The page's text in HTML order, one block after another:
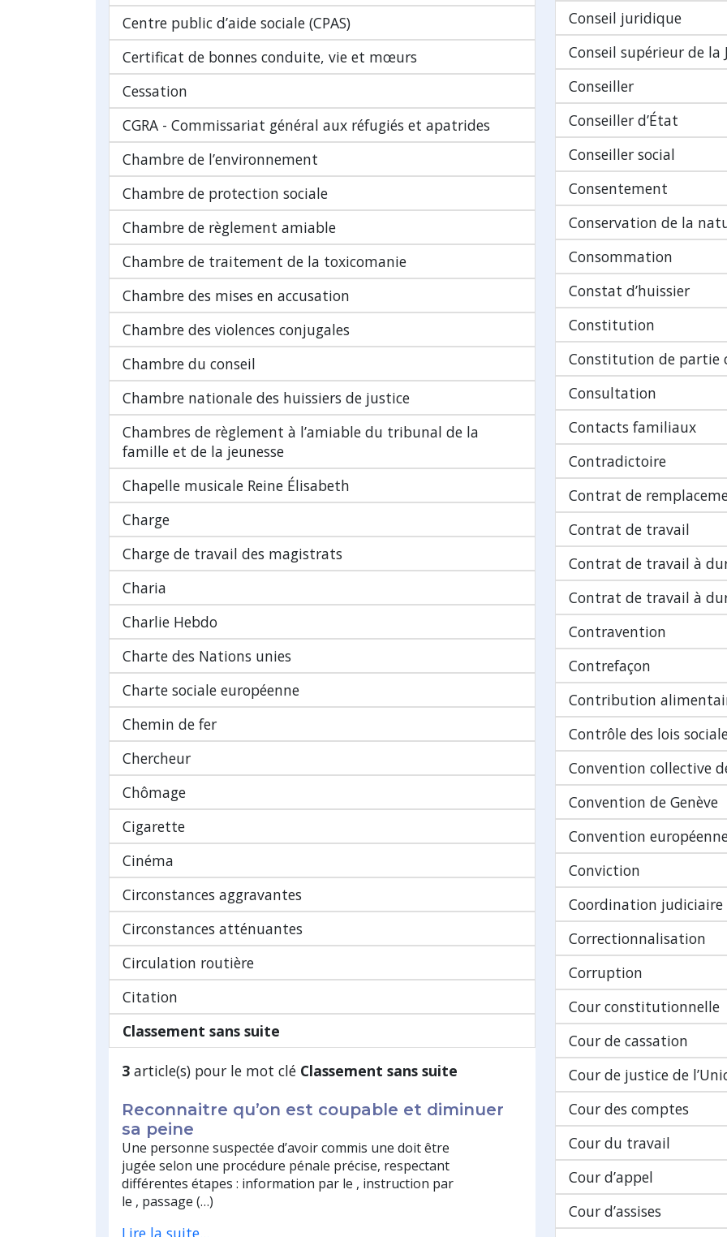
Centre public d’aide sociale (CPAS)
Certificat de bonnes conduite, vie et mœurs
Cessation
CGRA - Commissariat général aux réfugiés et apatrides
Chambre de l’environnement
Chambre de protection sociale
Chambre de règlement amiable
Chambre de traitement de la toxicomanie
Chambre des mises en accusation
Chambre des violences conjugales
Chambre du conseil
Chambre nationale des huissiers de justice
Chambres de règlement à l’amiable du tribunal de la
famille et de la jeunesse
Chapelle musicale Reine Élisabeth
Charge
Charge de travail des magistrats
Charia
Charlie Hebdo
Charte des Nations unies
Charte sociale européenne
Chemin de fer
Chercheur
Chômage
Cigarette
Cinéma
Circonstances aggravantes
Circonstances atténuantes
Circulation routière
Citation
Classement sans suite
3 article(s) pour le mot clé Classement sans suite
Reconnaitre qu’on est coupable et diminuer
sa peine
Une personne suspectée d’avoir commis une doit être
jugée selon une procédure pénale précise, respectant
différentes étapes : information par le , instruction par
le , passage (…)
Conseil juridique
Conseil supérieur de la
Conseiller
Conseiller d’État
Conseiller social
Consentement
Conservation de la
Consommation
Constat d’huissier
Constitution
Constitution de partie
Consultation
Contacts familiaux
Contradictoire
Contrat de
Contrat de travail
Contrat de travail à
Contrat de travail à
Contravention
Contrefaçon
Contribution
Contrôle des lois
Convention collective
Convention de Genève
Convention
Conviction
Coordination judiciaire
Correctionnalisation
Corruption
Cour constitutionnelle
Cour de cassation
Cour de justice de
Cour des comptes
Cour du travail
Cour d’appel
Cour d’assises